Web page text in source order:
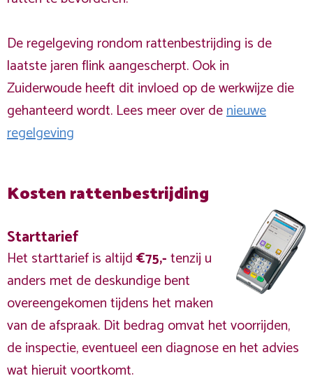
De regelgeving rondom rattenbestrijding is de
laatste jaren flink aangescherpt. Ook in
Zuiderwoude heeft dit invloed op de werkwijze die
gehanteerd wordt. Lees meer over denieuwe
regelgeving
Kosten rattenbestrijding
Starttarief
Het starttarief is altijd€75,-tenzij u
anders met de deskundige bent
overeengekomen tijdens het maken
van de afspraak. Dit bedrag omvat het voorrijden,
de inspectie, eventueel een diagnose en het advies
wat hieruit voortkomt.